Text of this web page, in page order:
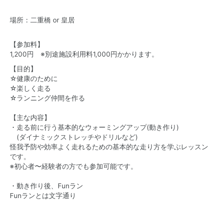
場所：二重橋 or 皇居
【参加料】
1,200円 ※別途施設利用料1,000円かかります。
【目的】
☆健康のために
☆楽しく走る
☆ランニング仲間を作る
【主な内容】
・走る前に行う基本的なウォーミングアップ(動き作り)
(ダイナミックストレッチやドリルなど)
怪我予防や効率よく走れるための基本的な走り方を学ぶレッスン
です。
※初心者〜経験者の方でも参加可能です。
・動き作り後、Funラン
Funランとは文字通り